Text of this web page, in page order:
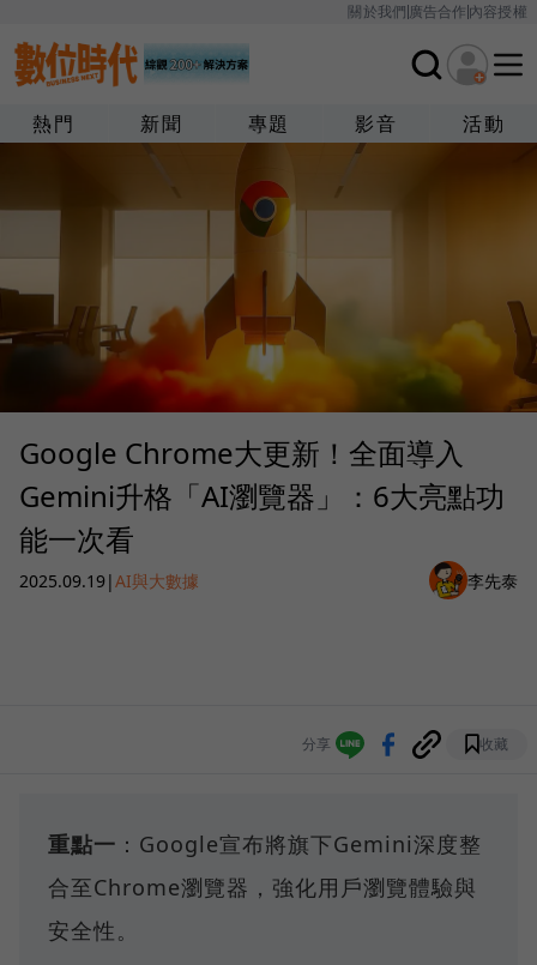
關於我們廣告合作內容授權
熱門 新聞 專題 影音 活動
Google Chrome大更新！全面導入
Gemini升格「AI瀏覽器」：6大亮點功
能一次看
2025.09.19|AI與大數據 李先泰
分享 收藏
重點一 ：Google宣布將旗下Gemini深度整
合至Chrome瀏覽器，強化用戶瀏覽體驗與
安全性。